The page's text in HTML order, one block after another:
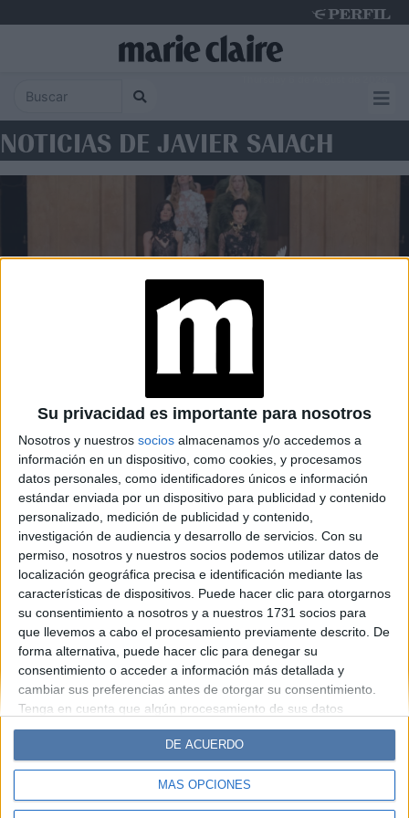
Su privacidad es importante para nosotros
Nosotros y nuestros socios almacenamos y/o accedemos a
información en un dispositivo, como cookies, y procesamos
datos personales, como identificadores únicos e información
estándar enviada por un dispositivo para publicidad y contenido
personalizado, medición de publicidad y contenido,
investigación de audiencia y desarrollo de servicios. Con su
permiso, nosotros y nuestros socios podemos utilizar datos de
localización geográfica precisa e identificación mediante las
características de dispositivos. Puede hacer clic para otorgarnos
su consentimiento a nosotros y a nuestros 1731 socios para
que llevemos a cabo el procesamiento previamente descrito. De
forma alternativa, puede hacer clic para denegar su
consentimiento o acceder a información más detallada y
cambiar sus preferencias antes de otorgar su consentimiento.
Tenga en cuenta que algún procesamiento de sus datos
personales puede no requerir de su consentimiento, pero usted
tiene el derecho de rechazar tal procesamiento. Sus
preferencias se aplicarán solo a este sitio web. Puede cambiar
sus preferencias o retirar su consentimiento en cualquier
momento volviendo a este sitio y haciendo clic en el botón
MÁS OPCIONES
DE ACUERDO
NOTICIAS DE JAVIER SAIACH
MODA
Las mejores fotos del desfile
de Javier Saiach en la SAC
Espacio Publicitario
Diario Perfil Caras Noticias
Fortuna
Hombre
Weekend Parabrisas
Supercampo
Lunateen
© Perfil.com 2006-2019 - Todos los derechos reservados
Registro de Propiedad Intelectual: Nro. 5346433